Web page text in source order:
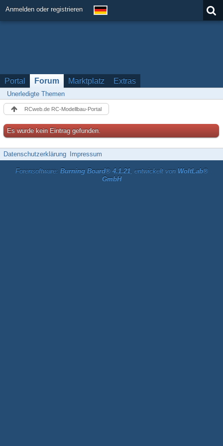
Anmelden oder registrieren
Portal Forum Marktplatz Extras
Unerledigte Themen
RCweb.de RC-Modellbau-Portal
Es wurde kein Eintrag gefunden.
Datenschutzerklärung Impressum
Forensoftware: Burning Board® 4.1.21, entwickelt von WoltLab®
GmbH